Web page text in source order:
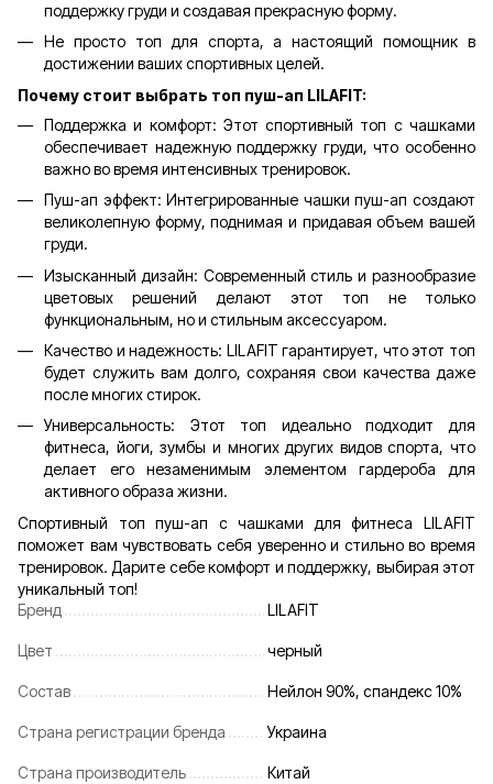
поддержку груди и создавая прекрасную форму.
Не просто топ для спорта, а настоящий помощник в
достижении ваших спортивных целей.
Почему стоит выбрать топ пуш-ап LILAFIT:
Поддержка и комфорт: Этот спортивный топ с чашками
обеспечивает надежную поддержку груди, что особенно
важно во время интенсивных тренировок.
Пуш-ап эффект: Интегрированные чашки пуш-ап создают
великолепную форму, поднимая и придавая объем вашей
груди.
Изысканный дизайн: Современный стиль и разнообразие
цветовых решений делают этот топ не только
функциональным, но и стильным аксессуаром.
Качество и надежность: LILAFIT гарантирует, что этот топ
будет служить вам долго, сохраняя свои качества даже
после многих стирок.
Универсальность: Этот топ идеально подходит для
фитнеса, йоги, зумбы и многих других видов спорта, что
делает его незаменимым элементом гардероба для
активного образа жизни.
Спортивный топ пуш-ап с чашками для фитнеса LILAFIT
поможет вам чувствовать себя уверенно и стильно во время
тренировок. Дарите себе комфорт и поддержку, выбирая этот
уникальный топ!
Бренд
LILAFIT
Цвет черный
Состав Нейлон 90%, спандекс 10%
Страна регистрации бренда Украина
Страна производитель Китай